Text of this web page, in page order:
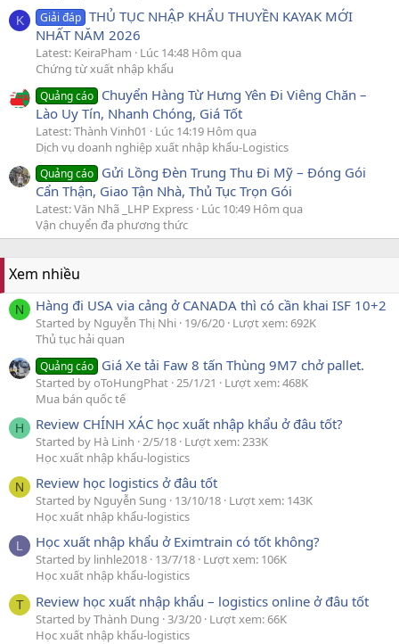
K Giải đáp THỦ TỤC NHẬP KHẨU THUYỀN KAYAK MỚI
NHẤT NĂM 2026
Latest: KeiraPham
Lúc 14:48 Hôm qua
Chứng từ xuất nhập khẩu
Quảng cáo Chuyển Hàng Từ Hưng Yên Đi Viêng Chăn –
Lào Uy Tín, Nhanh Chóng, Giá Tốt
Latest: Thành Vinh01
Lúc 14:19 Hôm qua
Dịch vụ doanh nghiệp xuất nhập khẩu-Logistics
Quảng cáo Gửi Lồng Đèn Trung Thu Đi Mỹ – Đóng Gói
Cẩn Thận, Giao Tận Nhà, Thủ Tục Trọn Gói
Latest: Văn Nhã _LHP Express Lúc 10:49 Hôm qua
Vận chuyển đa phương thức
Xem nhiều
N Hàng đi USA via cảng ở CANADA thì có cần khai ISF 10+2
Started by Nguyễn Thị Nhi 19/6/20 Lượt xem: 692K
Thủ tục hải quan
Quảng cáo Giá Xe tải Faw 8 tấn Thùng 9M7 chở pallet.
Started by oToHungPhat 25/1/21
Lượt xem: 468K
Mua bán quốc tế
H Review CHÍNH XÁC học xuất nhập khẩu ở đâu tốt?
Started by Hà Linh 2/5/18 Lượt xem: 233K
Học xuất nhập khẩu-logistics
N Review học logistics ở đâu tốt
Started by Nguyễn Sung 13/10/18 Lượt xem: 143K
Học xuất nhập khẩu-logistics
L Học xuất nhập khẩu ở Eximtrain có tốt không?
Started by linhle2018 13/7/18 Lượt xem: 106K
Học xuất nhập khẩu-logistics
T Review học xuất nhập khẩu – logistics online ở đâu tốt
Started by Thành Dung 3/3/20 Lượt xem: 66K
Học xuất nhập khẩu-logistics